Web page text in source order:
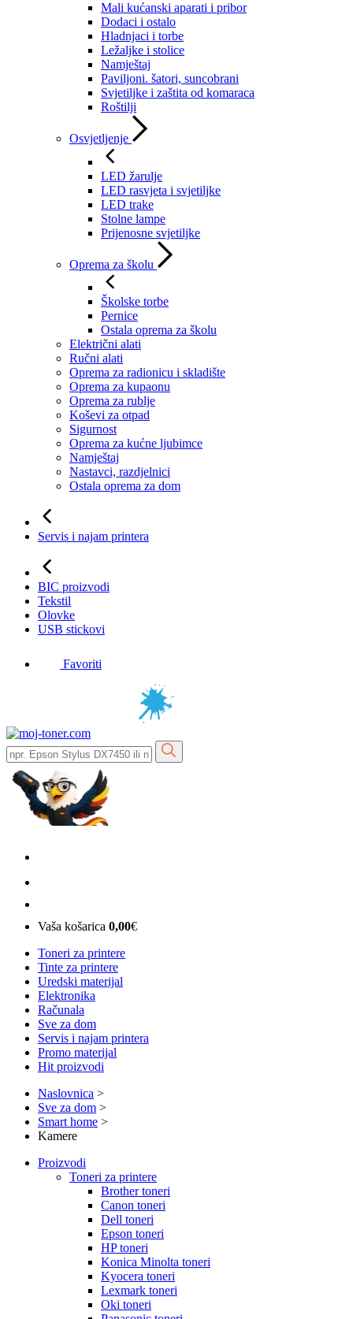
Mali kućanski aparati i pribor
Dodaci i ostalo
Hladnjaci i torbe
Ležaljke i stolice
Namještaj
Paviljoni. šatori, suncobrani
Svjetiljke i zaštita od komaraca
Roštilji
Osvjetljenje
LED žarulje
LED rasvjeta i svjetiljke
LED trake
Stolne lampe
Prijenosne svjetiljke
Oprema za školu
Školske torbe
Pernice
Ostala oprema za školu
Električni alati
Ručni alati
Oprema za radionicu i skladište
Oprema za kupaonu
Oprema za rublje
Koševi za otpad
Sigurnost
Oprema za kućne ljubimce
Namještaj
Nastavci, razdjelnici
Ostala oprema za dom
Servis i najam printera
BIC proizvodi
Tekstil
Olovke
USB stickovi
Favoriti
Vaša košarica 0,00€
Toneri za printere
Tinte za printere
Uredski materijal
Elektronika
Računala
Sve za dom
Servis i najam printera
Promo materijal
Hit proizvodi
Naslovnica >
Sve za dom >
Smart home >
Kamere
Proizvodi
Toneri za printere
Brother toneri
Canon toneri
Dell toneri
Epson toneri
HP toneri
Konica Minolta toneri
Kyocera toneri
Lexmark toneri
Oki toneri